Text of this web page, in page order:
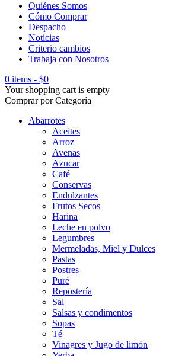
Quiénes Somos
Cómo Comprar
Despacho
Noticias
Criterio cambios
Trabaja con Nosotros
0 items - $0
Your shopping cart is empty
Comprar por Categoría
Abarrotes
Aceites
Arroz
Avenas
Azucar
Café
Conservas
Endulzantes
Frutos Secos
Harina
Leche en polvo
Legumbres
Mermeladas, Miel y Dulces
Pastas
Postres
Puré
Repostería
Sal
Salsas y condimentos
Sopas
Té
Vinagres y Jugo de limón